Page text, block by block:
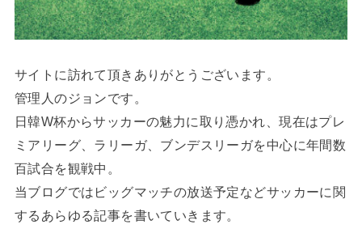
サイトに訪れて頂きありがとうございます。
管理人のジョンです。
日韓W杯からサッカーの魅力に取り憑かれ、現在はプレ
ミアリーグ、ラリーガ、ブンデスリーガを中心に年間数
百試合を観戦中。
当ブログではビッグマッチの放送予定などサッカーに関
するあらゆる記事を書いていきます。